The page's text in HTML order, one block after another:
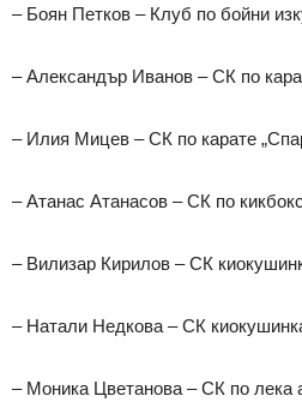
– Боян Петков – Клуб по бойни
– Александър Иванов – СК по
– Илия Мицев – СК по карате
– Атанас Атанасов – СК по
– Вилизар Кирилов – СК
– Натали Недкова – СК
– Моника Цветанова – СК по лека